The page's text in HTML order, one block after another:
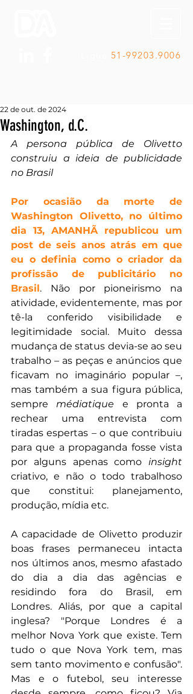
51-99203.9006
Washington, d.C.
22 de out. de 2024
A persona pública de Olivetto
construiu a ideia de publicidade
no Brasil
Por ocasião da morte de
Washington Olivetto, no último
dia 13, AMANHÃ republicou um
post de seis anos atrás em que
eu o definia como o criador da
profissão de publicitário no
Brasil. Não por pioneirismo na
atividade, evidentemente, mas por
tê-la conferido visibilidade e
legitimidade social. Muito dessa
mudança de status devia-se ao seu
trabalho – as peças e anúncios que
ficavam no imaginário popular –,
mas também a sua figura pública,
sempre médiatique e pronta a
rechear uma entrevista com
tiradas espertas – o que contribuiu
para que a propaganda fosse vista
por alguns apenas como insight
criativo, e não o todo trabalhoso
que constitui: planejamento,
produção, mídia etc.
A capacidade de Olivetto produzir
boas frases permaneceu intacta
nos últimos anos, mesmo afastado
do dia a dia das agências e
residindo fora do Brasil, em
Londres. Aliás, por que a capital
inglesa? "Porque Londres é a
melhor Nova York que existe. Tem
tudo o que Nova York tem, mas
sem tanto movimento e confusão".
Mas e o futebol, seu interesse